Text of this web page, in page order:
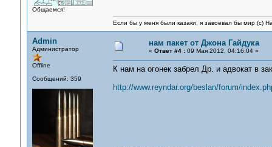
Общаемся!
Если бы у меня были казаки, я завоевал бы мир (с)
Admin
Администратор
Offline
Сообщений: 359
нам пакет от Джона Гайдука
« Ответ #4 :09 Мая 2012, 04:16:04 »
К нам на огонек забрел Др. и адвокат в
http://www.reyndar.org/beslan/forum/